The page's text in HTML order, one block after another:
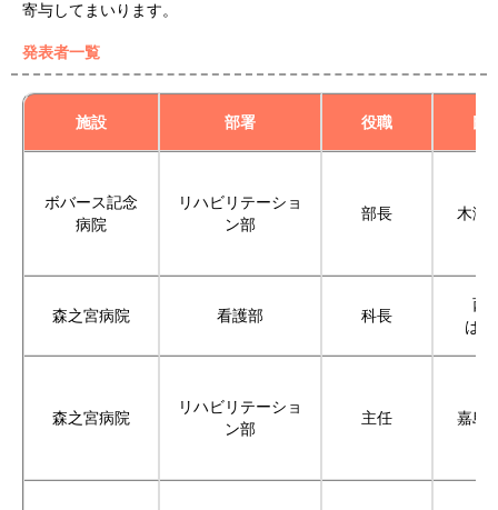
寄与してまいります。
発表者一覧
施設 部署 役職
ボバース記念
病院
リハビリテーショ
ン部
部長 木瀬
森之宮病院 看護部 科長
西
は
森之宮病院
リハビリテーショ
ン部
主任 嘉島